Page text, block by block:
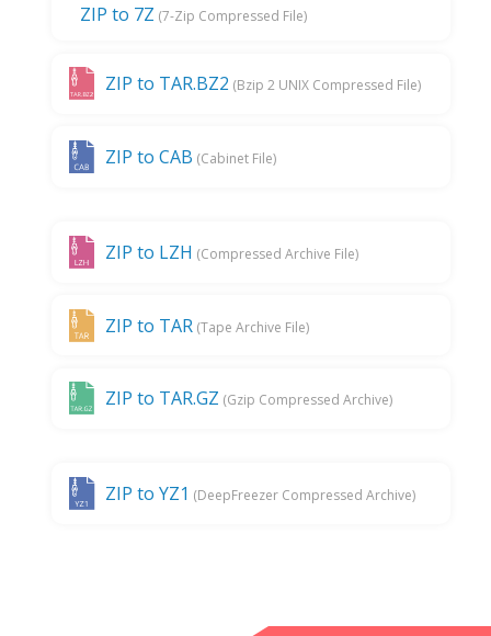
ZIP to 7Z (7-Zip Compressed File)
ZIP to TAR.BZ2 (Bzip 2 UNIX Compressed File)
ZIP to CAB (Cabinet File)
ZIP to LZH (Compressed Archive File)
ZIP to TAR (Tape Archive File)
ZIP to TAR.GZ (Gzip Compressed Archive)
ZIP to YZ1 (DeepFreezer Compressed Archive)